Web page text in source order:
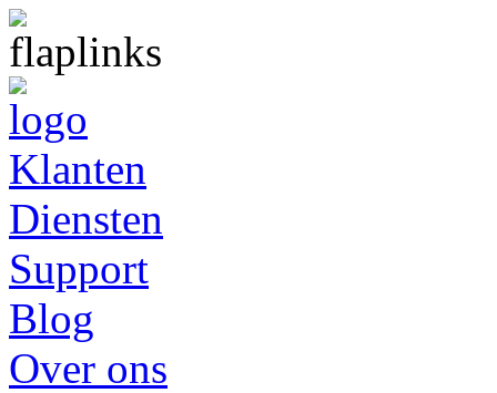
Klanten
Diensten
Support
Blog
Over ons